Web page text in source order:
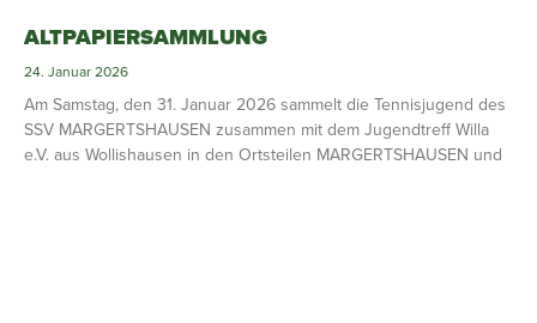
ALTPAPIERSAMMLUNG
24. Januar 2026
Am Samstag, den 31. Januar 2026 sammelt die Tennisjugend des
SSV MARGERTSHAUSEN zusammen mit dem Jugendtreff Willa
e.V. aus Wollishausen in den Ortsteilen MARGERTSHAUSEN und